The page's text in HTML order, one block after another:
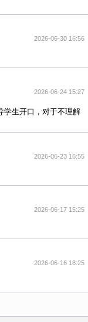
2026-06-30 16:56
2026-06-24 15:27
学生开口，对于不理解
2026-06-23 16:55
2026-06-17 15:25
2026-06-16 18:25